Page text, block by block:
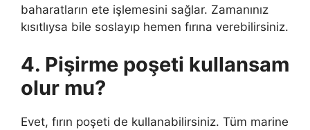
baharatların ete işlemesini sağlar. Zamanınız
kısıtlıysa bile soslayıp hemen fırına verebilirsiniz.
4. Pişirme poşeti kullansam
olur mu?
Evet, fırın poşeti de kullanabilirsiniz. Tüm marine